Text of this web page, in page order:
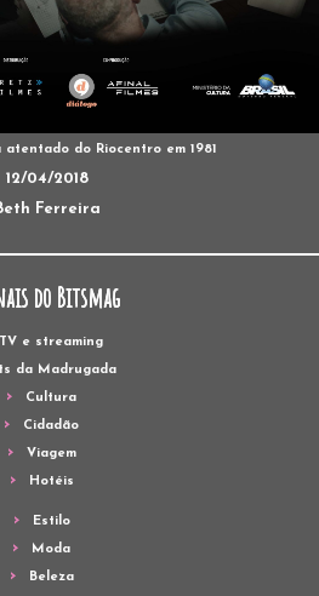
atentado do Riocentro em 1981
12/04/2018
Ferreira
do Bitsmag
TV e streaming
da Madrugada
Cultura
Cidadão
Viagem
Hotéis
Estilo
Moda
Beleza